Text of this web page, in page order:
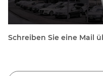
Schreiben Sie eine Mail